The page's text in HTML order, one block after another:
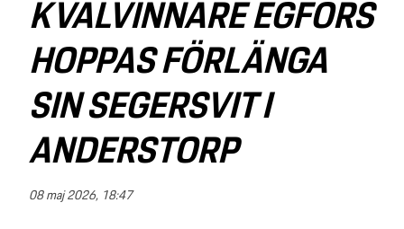
KVALVINNARE EGFORS
HOPPAS FÖRLÄNGA
SIN SEGERSVIT I
ANDERSTORP
08 maj 2026, 18:47